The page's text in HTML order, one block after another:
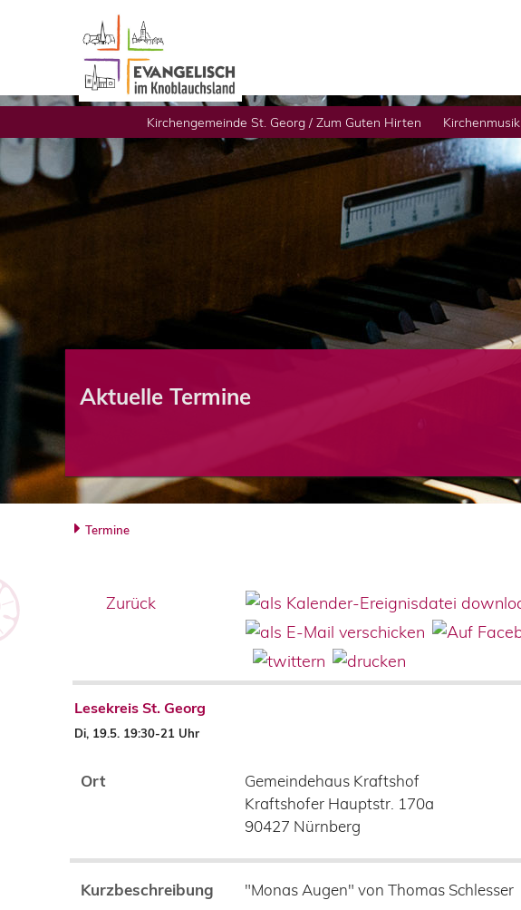
Kirchengemeinde St. Georg / Zum Guten Hirten Kirchenmusik
Aktuelle Termine
Termine
Zurück
Lesekreis St. Georg
Di, 19.5. 19:30-21 Uhr
Ort
Gemeindehaus Kraftshof
Kraftshofer Hauptstr. 170a
90427 Nürnberg
Kurzbeschreibung "Monas Augen" von Thomas Schlesser